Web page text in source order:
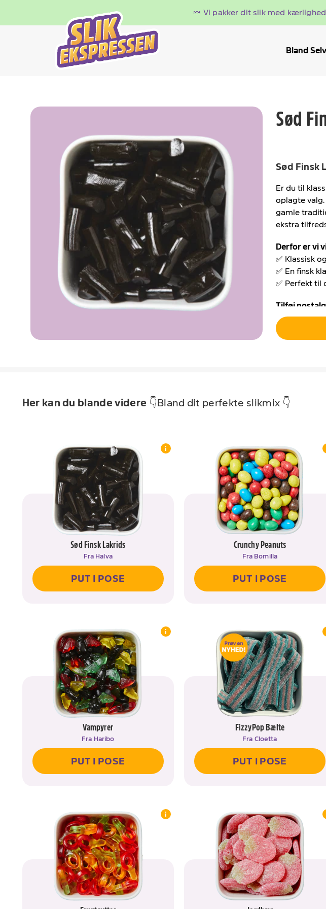
🍬 Vi pakker dit slik med
Bland
Sød
Sød Finsk
Er du til
oplagte
gamle
ekstra
Derfor er vi
✅ Klassisk
✅ En finsk
✅ Perfekt til
Tilføj
Sød Finsk
mange år.
Slikpose.
Giv din
bestilling
Her kan du blande videre 👇Bland dit perfekte slikmix 👇
Sød Finsk Lakrids
Fra Halva
PUT I POSE
Crunchy Peanuts
Fra Bomilla
PUT I POSE
Vampyrer
Fra Haribo
PUT I POSE
FizzyPop Bælte
Fra Cloetta
PUT I POSE